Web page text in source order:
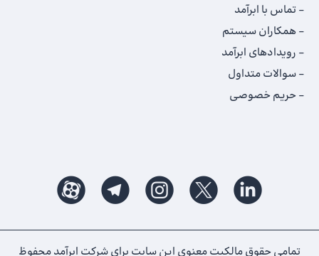
تماس با ابرآمد
همکاران سیستم
رویدادهای ابرآمد
سوالات متداول
حریم خصوصی
تمامی حقوق مالکیت معنوی این ‌سایت برای شرکت ابرآمد محفوظ